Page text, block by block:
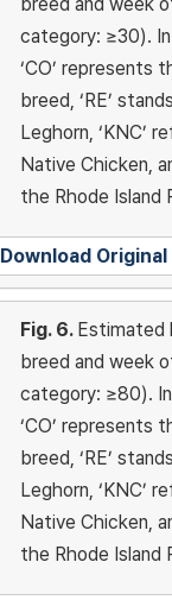
category: ≥30).
‘CO’ represents
breed, ‘RE’
Leghorn, ‘KNC’
Native Chicken,
the Rhode Island
Download Original
Fig. 6. Estimated
breed and week
category: ≥80).
‘CO’ represents
breed, ‘RE’
Leghorn, ‘KNC’
Native Chicken,
the Rhode Island